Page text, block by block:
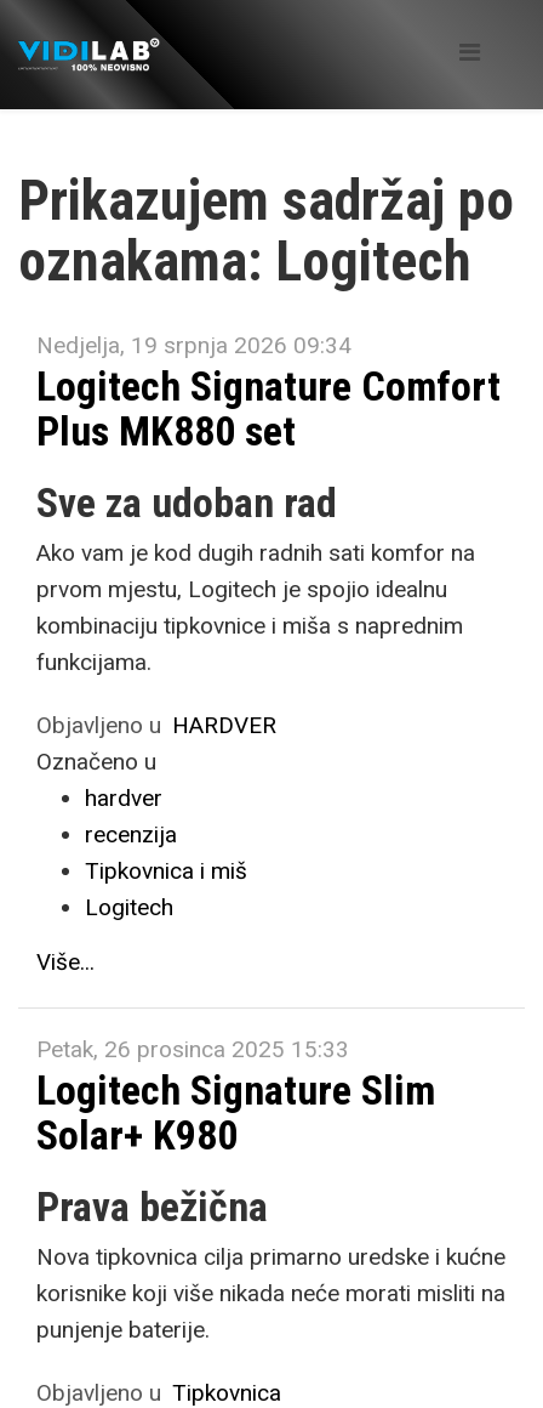
Prikazujem sadržaj po
oznakama: Logitech
Nedjelja, 19 srpnja 2026 09:34
Logitech Signature Comfort
Plus MK880 set
Sve za udoban rad
Ako vam je kod dugih radnih sati komfor na
prvom mjestu, Logitech je spojio idealnu
kombinaciju tipkovnice i miša s naprednim
funkcijama.
Objavljeno u HARDVER
Označeno u
hardver
recenzija
Tipkovnica i miš
Logitech
Više...
Petak, 26 prosinca 2025 15:33
Logitech Signature Slim
Solar+ K980
Prava bežična
Nova tipkovnica cilja primarno uredske i kućne
korisnike koji više nikada neće morati misliti na
punjenje baterije.
Objavljeno u Tipkovnica